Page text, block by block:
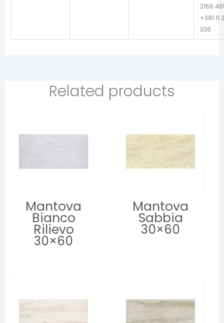
2166
+381 11
336
Related products
Mantova
Bianco
Rilievo
30×60
Mantova
Sabbia
30×60